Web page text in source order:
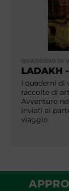
LADAKH
I quaderni di
raccolte di
Avventure
inviati ai
viaggio.